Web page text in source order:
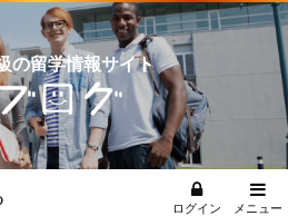
の留学情報サイト
ログイン メニュー